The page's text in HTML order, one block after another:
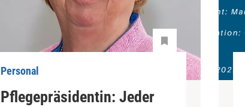
Personal
Pflegepräsidentin: Jeder